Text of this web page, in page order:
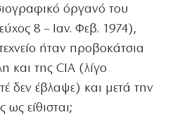
όργανό του
8 – Ιαν. Φεβ. 1974),
ήταν προβοκάτσια
και της CIA (λίγο
δεν έβλαψε) και μετά την
ως είθισται;